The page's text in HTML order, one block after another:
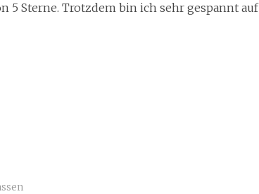
5 Sterne. Trotzdem bin ich sehr gespannt auf